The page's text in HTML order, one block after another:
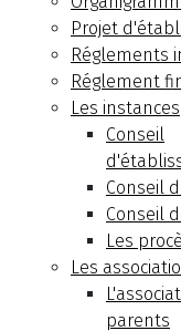
Projet
Réglements
Réglement
Les instances
Conseil
Conseil
Conseil
Les
Les
parents